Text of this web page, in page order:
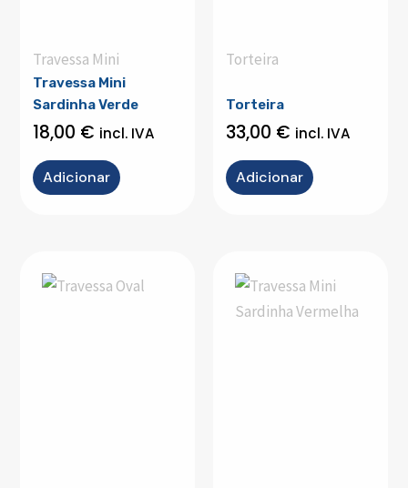
Travessa Mini
Travessa Mini
Sardinha Verde
18,00 € incl. IVA
Adicionar
Torteira
Torteira
33,00 € incl. IVA
Adicionar